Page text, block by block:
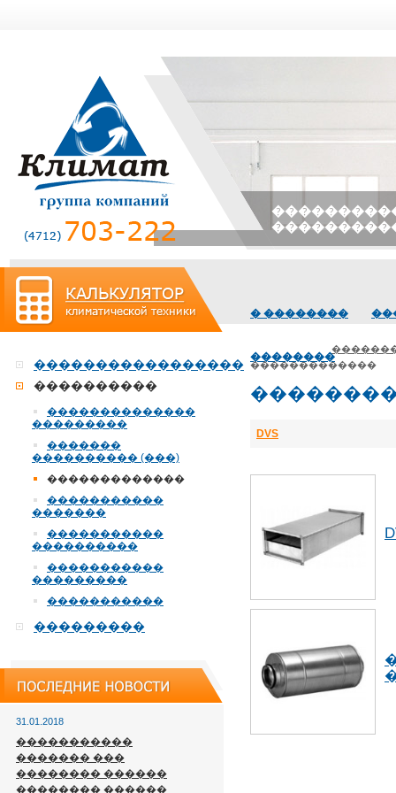
� ��������
��������
�������������
DVS
�����������������
����������
��������������
���������
�������
���������� (���)
�������������
�����������
�������
�����������
����������
�����������
���������
�����������
���������
31.01.2018
�����������
������� ���
�������� ������
�������� ������